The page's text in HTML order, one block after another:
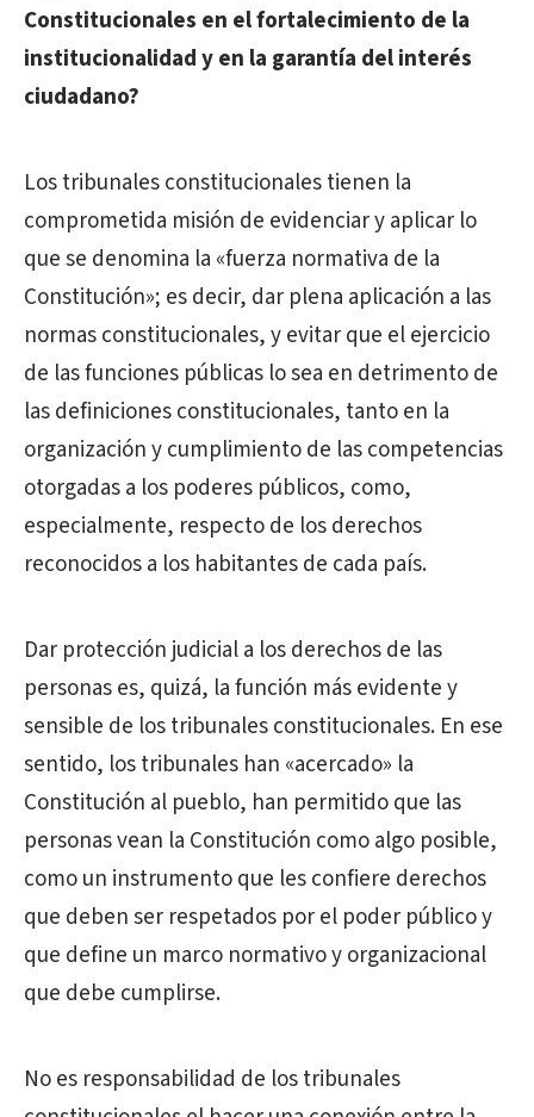
Constitucionales en el fortalecimiento de la
institucionalidad y en la garantía del interés
ciudadano?
Los tribunales constitucionales tienen la
comprometida misión de evidenciar y aplicar lo
que se denomina la «fuerza normativa de la
Constitución»; es decir, dar plena aplicación a las
normas constitucionales, y evitar que el ejercicio
de las funciones públicas lo sea en detrimento de
las definiciones constitucionales, tanto en la
organización y cumplimiento de las competencias
otorgadas a los poderes públicos, como,
especialmente, respecto de los derechos
reconocidos a los habitantes de cada país.
Dar protección judicial a los derechos de las
personas es, quizá, la función más evidente y
sensible de los tribunales constitucionales. En ese
sentido, los tribunales han «acercado» la
Constitución al pueblo, han permitido que las
personas vean la Constitución como algo posible,
como un instrumento que les confiere derechos
que deben ser respetados por el poder público y
que define un marco normativo y organizacional
que debe cumplirse.
No es responsabilidad de los tribunales